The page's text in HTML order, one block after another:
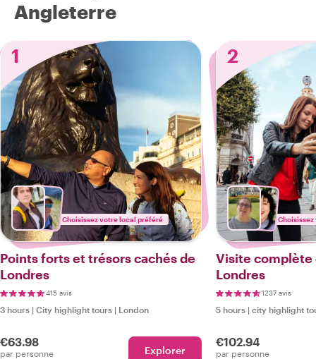
Angleterre
1
Choisissez votre local préféré
Points forts et trésors cachés de
Londres
415 avis
3 hours | City highlight tours | London
€63.98
par personne Explorer
2
Visite complète
Londres
1237 avis
5 hours | city highlight
€102.94
par personne